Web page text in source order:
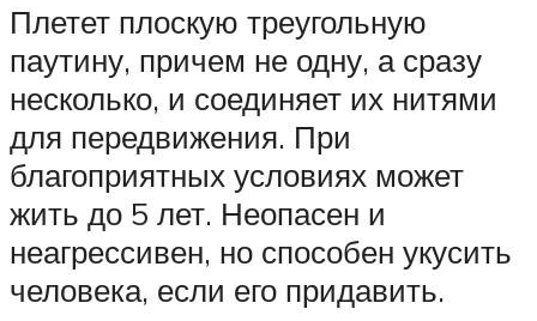
Плетет плоскую треугольную
паутину, причем не одну, а сразу
несколько, и соединяет их нитями
для передвижения. При
благоприятных условиях может
жить до 5 лет. Неопасен и
неагрессивен, но способен укусить
человека, если его придавить.